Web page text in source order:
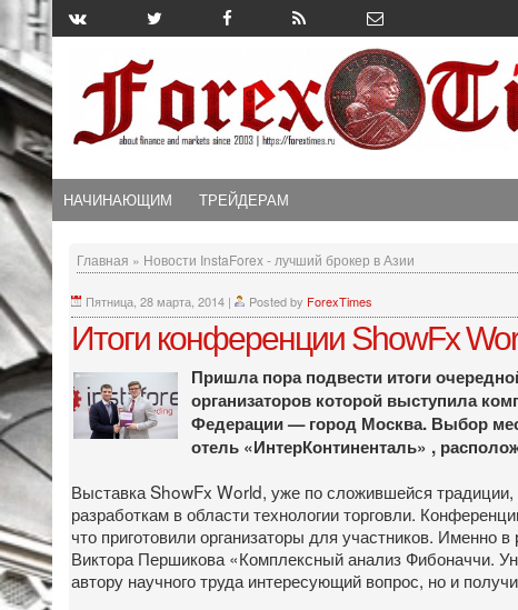
НАЧИНАЮЩИМ ТРЕЙДЕРАМ
Главная » Новости InstaForex - лучший брокер в Азии
Пятница, 28 марта, 2014 | Posted by ForexTimes
Итоги конференции ShowFx
Пришла пора подвести итоги
организаторов которой выступила
Федерации — город Москва. Выбор
отель «ИнтерКонтиненталь» ,
Выставка ShowFx World, уже по сложившейся
разработкам в области технологии торговли.
что приготовили организаторы для участников. Именно
Виктора Першикова «Комплексный анализ Фибоначчи.
автору научного труда интересующий вопрос, но и